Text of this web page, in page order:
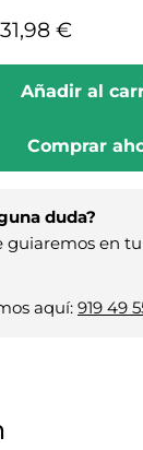
actual
€
Añadir al
Comprar
duda?
guiaremos en
aquí: 919 49